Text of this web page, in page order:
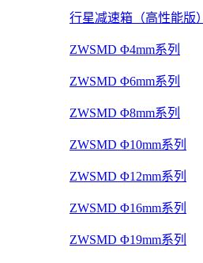
行星减速箱（高性能版）
ZWSMD Φ4mm系列
ZWSMD Φ6mm系列
ZWSMD Φ8mm系列
ZWSMD Φ10mm系列
ZWSMD Φ12mm系列
ZWSMD Φ16mm系列
ZWSMD Φ19mm系列